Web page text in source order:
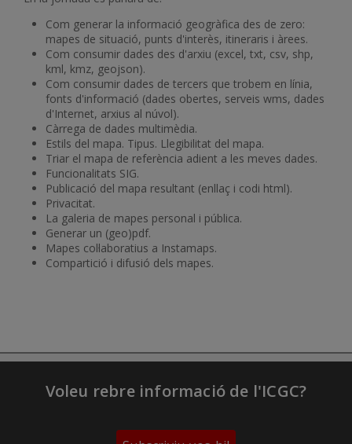
Com generar la informació geogràfica des de zero:
mapes de situació, punts d'interès, itineraris i àrees.
Com consumir dades des d'arxiu (excel, txt, csv, shp,
kml, kmz, geojson).
Com consumir dades de tercers que trobem en línia,
fonts d'informació (dades obertes, serveis wms, dades
d'Internet, arxius al núvol).
Càrrega de dades multimèdia.
Estils del mapa. Tipus. Llegibilitat del mapa.
Triar el mapa de referència adient a les meves dades.
Funcionalitats SIG.
Publicació del mapa resultant (enllaç i codi html).
Privacitat.
La galeria de mapes personal i pública.
Generar un (geo)pdf.
Mapes col·laboratius a Instamaps.
Compartició i difusió dels mapes.
Voleu rebre informació de l'ICGC?